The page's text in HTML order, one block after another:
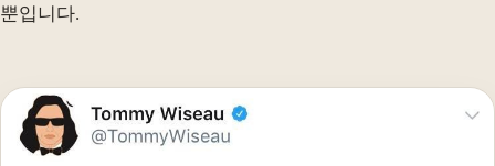
뿐입니다.